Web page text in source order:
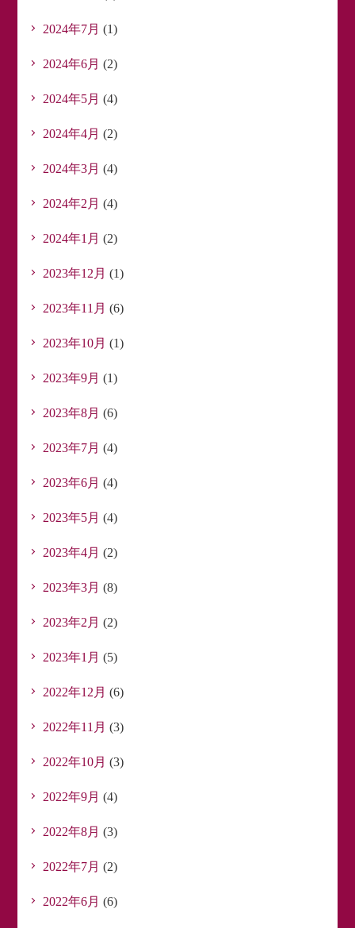
2024年7月 (1)
2024年6月 (2)
2024年5月 (4)
2024年4月 (2)
2024年3月 (4)
2024年2月 (4)
2024年1月 (2)
2023年12月 (1)
2023年11月 (6)
2023年10月 (1)
2023年9月 (1)
2023年8月 (6)
2023年7月 (4)
2023年6月 (4)
2023年5月 (4)
2023年4月 (2)
2023年3月 (8)
2023年2月 (2)
2023年1月 (5)
2022年12月 (6)
2022年11月 (3)
2022年10月 (3)
2022年9月 (4)
2022年8月 (3)
2022年7月 (2)
2022年6月 (6)